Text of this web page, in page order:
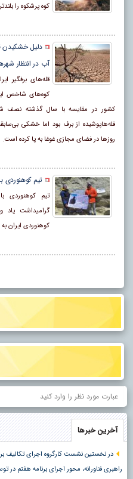
کوه پر‌شکوه را
دلیل خشکیدن
آب در انتظار
قله‌های برفگیر
کوه‌های شاخص
کشور در مقایسه با سال گذشته نصف
قله‌هاپوشیده از برف بود اما خشکی
روزها در فضای مجازی غوغا به پا کرده است.
تیم کوهنوردی
تیم کوهنوردی
گرامیداشت یاد
کوهنوردی ایران به قله پنج هزارو
آخرین خبرها
در نخستین نشست کارگروه اجرای تکالیف
راهبری فناورانه، محور اجرای برنامه هفتم در